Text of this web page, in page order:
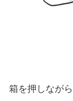
箱を押しなが